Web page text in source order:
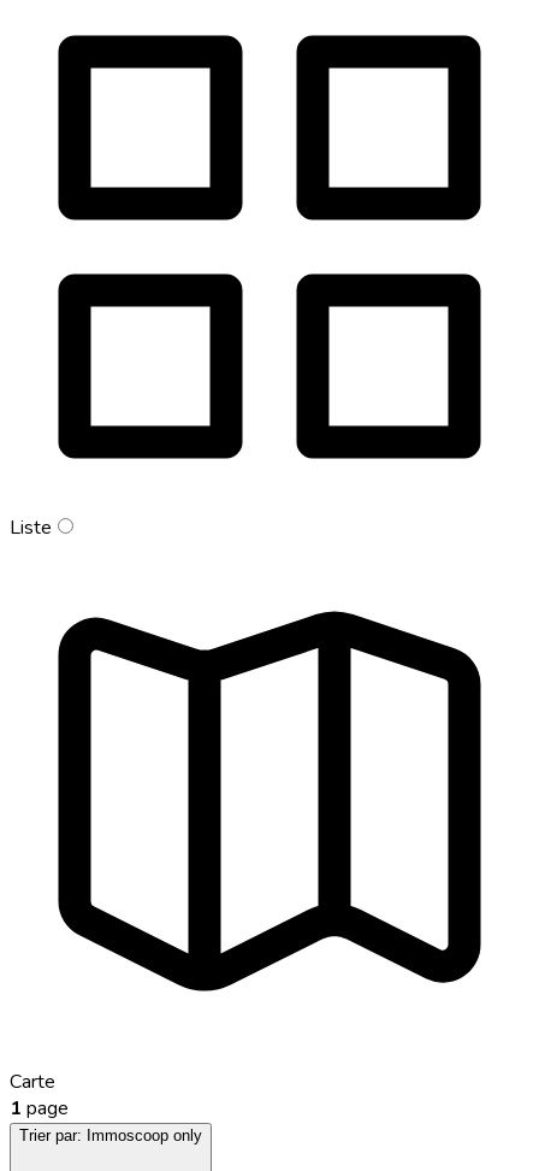
Liste
Carte
1 page
Trier par: Immoscoop only